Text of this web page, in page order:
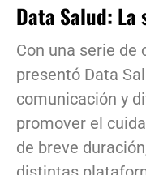
Data Salud: La
Con una serie de
presentó Data
comunicación y
promover el
de breve